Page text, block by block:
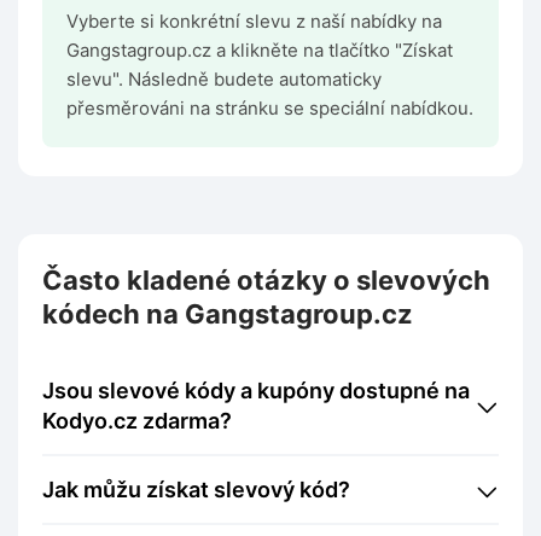
Vyberte si konkrétní slevu z naší nabídky na
Gangstagroup.cz a klikněte na tlačítko "Získat
slevu". Následně budete automaticky
přesměrováni na stránku se speciální nabídkou.
Často kladené otázky o slevových
kódech na Gangstagroup.cz
Jsou slevové kódy a kupóny dostupné na
Kodyo.cz zdarma?
Jak můžu získat slevový kód?